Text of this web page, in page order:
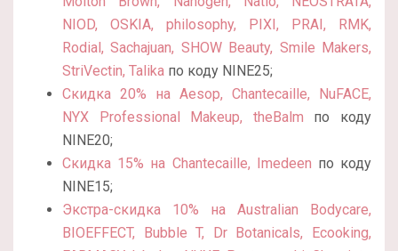
NIOD, OSKIA, philosophy, PIXI, PRAI, RMK,
Rodial, Sachajuan, SHOW Beauty, Smile Makers,
StriVectin, Talika по коду NINE25;
Скидка 20% на Aesop, Chantecaille, NuFACE,
NYX Professional Makeup, theBalm по коду
NINE20;
Скидка 15% на Chantecaille, Imedeen по коду
NINE15;
Экстра-скидка 10% на Australian Bodycare,
BIOEFFECT, Bubble T, Dr Botanicals, Ecooking,